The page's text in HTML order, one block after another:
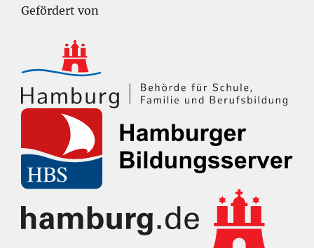
Gefördert von